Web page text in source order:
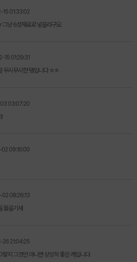
15 01:33:02
그냥 6성재료로 넣을라구요
15 01:29:31
무시무시한 탱입니다 ㅎㅎ
03:07:20
09:16:00
08:26:13
뜷을기세
26 21:04:25
렇지 그것만 아니면 상당히 좋은 캐입니다